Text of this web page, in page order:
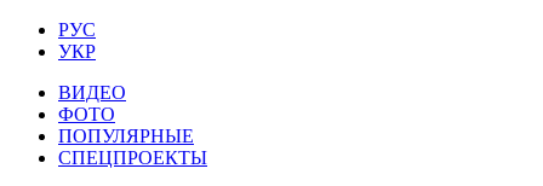
РУС
УКР
ВИДЕО
ФОТО
ПОПУЛЯРНЫЕ
СПЕЦПРОЕКТЫ